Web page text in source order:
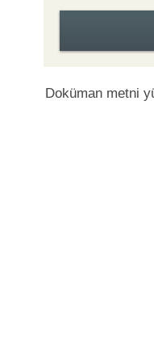
Doküman metni